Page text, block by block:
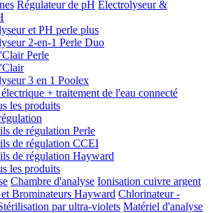
Régulateur de pH Electrolyseur &
et PH perle plus
2-en-1 Perle Duo
Perle
3 en 1 Poolex
+ traitement de l'eau connecté
les produits
de régulation Perle
de régulation CCEI
de régulation Hayward
les produits
Chambre d'analyse Ionisation cuivre argent
Brominateurs Hayward Chlorinateur -
par ultra-violets Matériel d'analyse